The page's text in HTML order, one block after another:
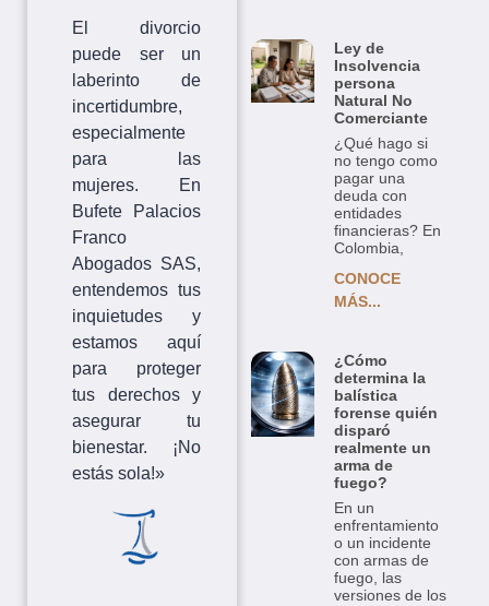
El divorcio
puede ser un
laberinto de
incertidumbre,
especialmente
para las
mujeres. En
Bufete Palacios
Franco
Abogados SAS,
entendemos tus
inquietudes y
estamos aquí
para proteger
tus derechos y
asegurar tu
bienestar. ¡No
estás sola!»
Ley de
Insolvencia
persona
Natural No
Comerciante
¿Qué hago si
no tengo como
pagar una
deuda con
entidades
financieras? En
Colombia,
CONOCE
MÁS...
¿Cómo
determina la
balística
forense quién
disparó
realmente un
arma de
fuego?
En un
enfrentamiento
o un incidente
con armas de
fuego, las
versiones de los